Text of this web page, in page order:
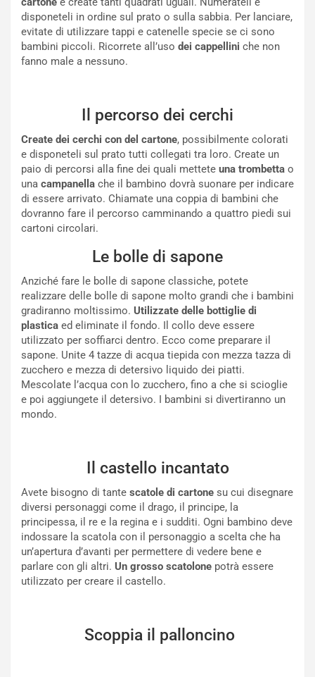
disponeteli in ordine sul prato o sulla sabbia. Per lanciare,
evitate di utilizzare tappi e catenelle specie se ci sono
bambini piccoli. Ricorrete all’uso dei cappellini che non
fanno male a nessuno.
Il percorso dei cerchi
Create dei cerchi con del cartone, possibilmente colorati
e disponeteli sul prato tutti collegati tra loro. Create un
paio di percorsi alla fine dei quali mettete una trombetta o
una campanella che il bambino dovrà suonare per indicare
di essere arrivato. Chiamate una coppia di bambini che
dovranno fare il percorso camminando a quattro piedi sui
cartoni circolari.
Le bolle di sapone
Anziché fare le bolle di sapone classiche, potete
realizzare delle bolle di sapone molto grandi che i bambini
gradiranno moltissimo. Utilizzate delle bottiglie di
plastica ed eliminate il fondo. Il collo deve essere
utilizzato per soffiarci dentro. Ecco come preparare il
sapone. Unite 4 tazze di acqua tiepida con mezza tazza di
zucchero e mezza di detersivo liquido dei piatti.
Mescolate l’acqua con lo zucchero, fino a che si scioglie
e poi aggiungete il detersivo. I bambini si divertiranno un
mondo.
Il castello incantato
Avete bisogno di tante scatole di cartone su cui disegnare
diversi personaggi come il drago, il principe, la
principessa, il re e la regina e i sudditi. Ogni bambino deve
indossare la scatola con il personaggio a scelta che ha
un’apertura d’avanti per permettere di vedere bene e
parlare con gli altri. Un grosso scatolone potrà essere
utilizzato per creare il castello.
Scoppia il palloncino